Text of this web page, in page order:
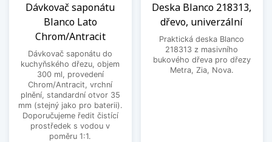
Dávkovač saponátu
Blanco Lato
Chrom/Antracit
Dávkovač saponátu do
kuchyňského dřezu, objem
300 ml, provedení
Chrom/Antracit, vrchní
plnění, standardní otvor 35
mm (stejný jako pro baterii).
Doporučujeme ředit čistící
prostředek s vodou v
poměru 1:1.
Deska Blanco 218313,
dřevo, univerzální
Praktická deska Blanco
218313 z masivního
bukového dřeva pro dřezy
Metra, Zia, Nova.